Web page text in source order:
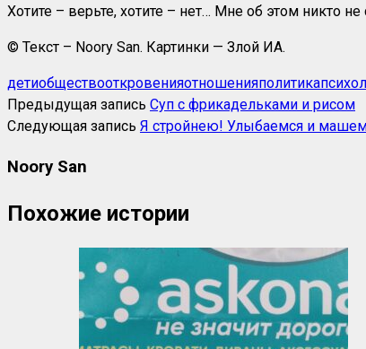
Хотите – верьте, хотите – нет… Мне об этом никто
© Текст – Noory San. Картинки — Злой ИА.
детиобществооткровенияотношенияполитика
Предыдущая запись Суп с фрикадельками и рисом
Следующая запись Я стройнею! Улыбаемся и
Noory San
Похожие истории